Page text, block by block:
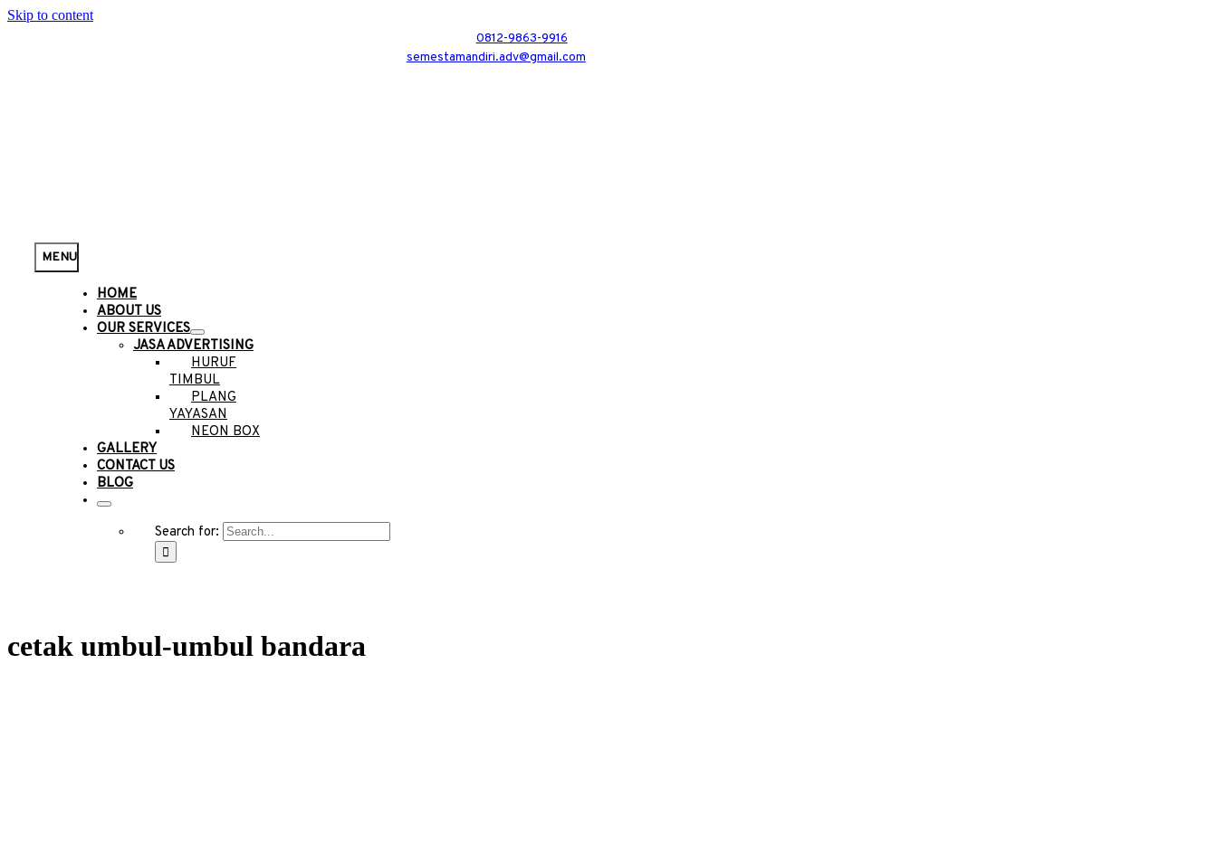
Skip to content
0812-9863-9916
semestamandiri.adv@gmail.com
MENU
HOME
ABOUT US
OUR SERVICES
JASA ADVERTISING
HURUF
TIMBUL
PLANG
YAYASAN
NEON BOX
GALLERY
CONTACT US
BLOG
Search for:
cetak umbul-umbul bandara